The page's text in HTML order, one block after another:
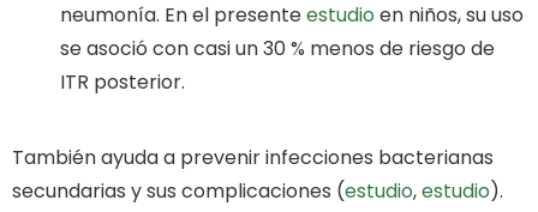
neumonía. En el presenteestudio en niños, su uso
se asoció con casi un 30 % menos de riesgo de
ITR posterior.
También ayuda a prevenir infecciones bacterianas
secundarias y sus complicaciones (estudio,estudio).